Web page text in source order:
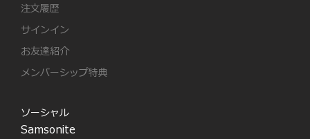
注文履歴
サインイン
お友達紹介
メンバーシップ特典
ソーシャル
Samsonite